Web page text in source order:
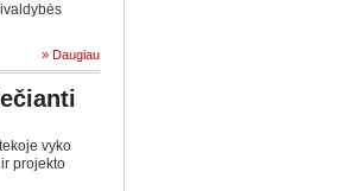
» Daugiau
vyko
projekto